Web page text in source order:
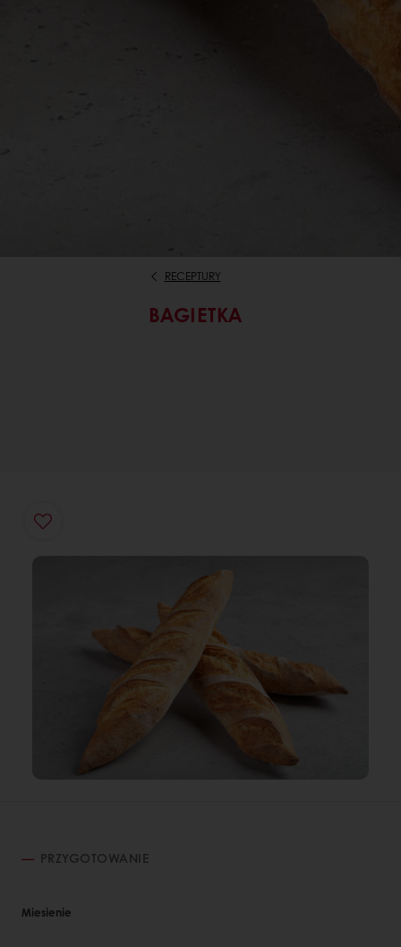
RECEPTURY
BAGIETKA
PRZYGOTOWANIE
Miesienie